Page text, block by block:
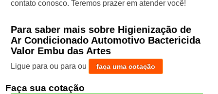
contato conosco. Teremos prazer em atender você!
Para saber mais sobre Higienização de
Ar Condicionado Automotivo Bactericida
Valor Embu das Artes
Ligue para ou para ou faça uma cotação
Faça sua cotação